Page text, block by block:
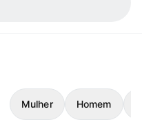
Mulher Homem